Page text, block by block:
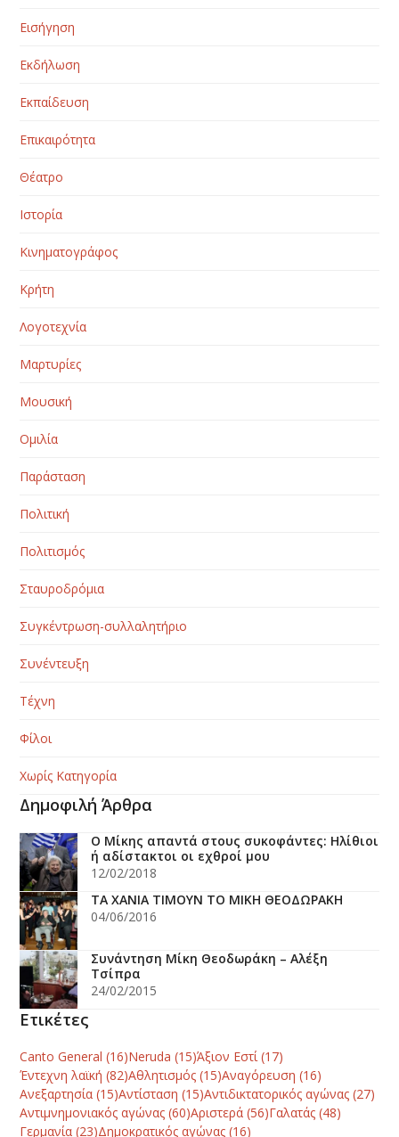
Εισήγηση
Εκδήλωση
Εκπαίδευση
Επικαιρότητα
Θέατρο
Ιστορία
Κινηματογράφος
Κρήτη
Λογοτεχνία
Μαρτυρίες
Μουσική
Ομιλία
Παράσταση
Πολιτική
Πολιτισμός
Σταυροδρόμια
Συγκέντρωση-συλλαλητήριο
Συνέντευξη
Τέχνη
Φίλοι
Χωρίς Κατηγορία
Δημοφιλή Άρθρα
O Μίκης απαντά στους συκοφάντες: Ηλίθιοι
ή αδίστακτοι οι εχθροί μου
12/02/2018
ΤΑ ΧΑΝΙΑ ΤΙΜΟΥΝ ΤΟ ΜΙΚΗ ΘΕΟΔΩΡΑΚΗ
04/06/2016
Συνάντηση Μίκη Θεοδωράκη – Αλέξη
Τσίπρα
24/02/2015
Ετικέτες
Canto General (16)Neruda (15)Άξιον Εστί(17)
Έντεχνη λαϊκή (82)Αθλητισμός (15)Αναγόρευση (16)
Ανεξαρτησία (15)Αντίσταση (15)Αντιδικτατορικός αγώνας (27)
Αντιμνημονιακός αγώνας (60)Αριστερά (56)Γαλατάς (48)
Γερμανία (23)Δημοκρατικός αγώνας (16)